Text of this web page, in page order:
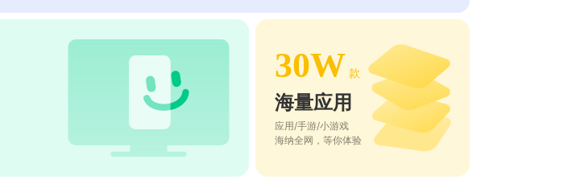
30W 款
海量应用
应用/手游/小游戏
海纳全网，等你体验